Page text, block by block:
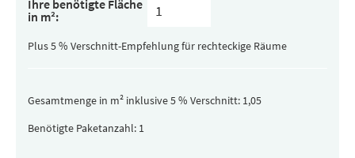
pro
Paket
Ihre benötigte Fläche
in m²:
Plus 5 % Verschnitt-Empfehlung für rechteckige Räume
Gesamtmenge in m² inklusive 5 % Verschnitt:
Benötigte Paketanzahl: